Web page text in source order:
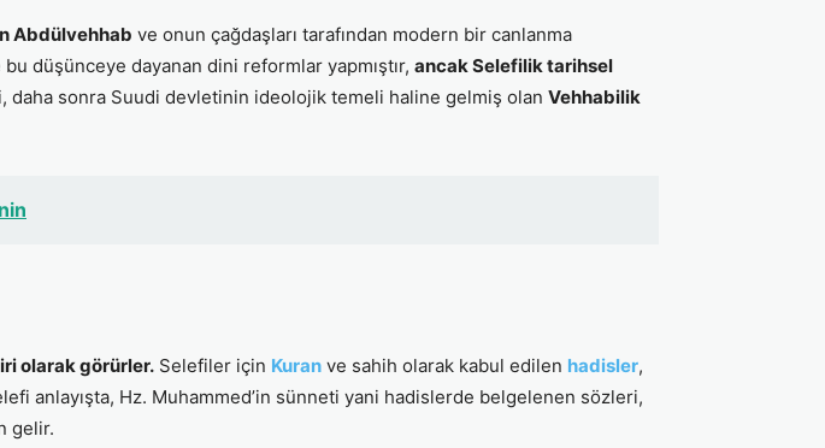
Abdülvehhab ve onun çağdaşları tarafından modern bir canlanma
düşünceye dayanan dini reformlar yapmıştır, ancak Selefilik tarihsel
daha sonra Suudi devletinin ideolojik temeli haline gelmiş olan Vehhabilik
olarak görürler. Selefiler için Kuran ve sahih olarak kabul edilen hadisler,
anlayışta, Hz. Muhammed’in sünneti yani hadislerde belgelenen sözleri,
gelir.